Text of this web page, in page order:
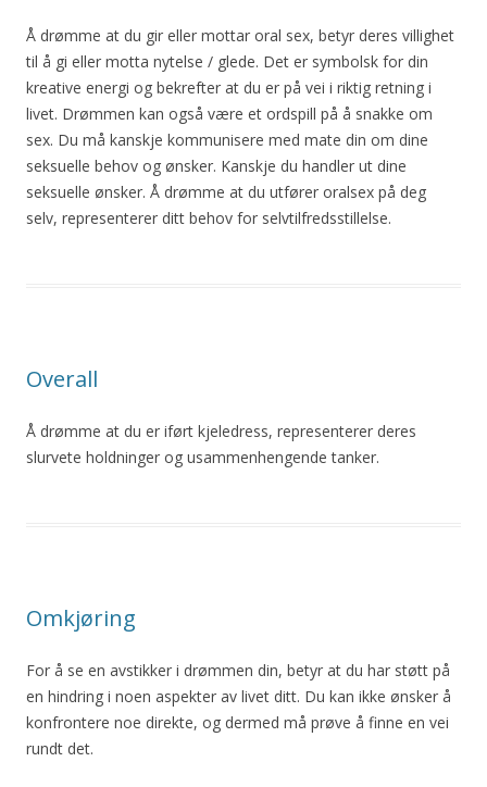
Å drømme at du gir eller mottar oral sex, betyr deres villighet
til å gi eller motta nytelse / glede. Det er symbolsk for din
kreative energi og bekrefter at du er på vei i riktig retning i
livet. Drømmen kan også være et ordspill på å snakke om
sex. Du må kanskje kommunisere med mate din om dine
seksuelle behov og ønsker. Kanskje du handler ut dine
seksuelle ønsker. Å drømme at du utfører oralsex på deg
selv, representerer ditt behov for selvtilfredsstillelse.
Overall
Å drømme at du er iført kjeledress, representerer deres
slurvete holdninger og usammenhengende tanker.
Omkjøring
For å se en avstikker i drømmen din, betyr at du har støtt på
en hindring i noen aspekter av livet ditt. Du kan ikke ønsker å
konfrontere noe direkte, og dermed må prøve å finne en vei
rundt det.